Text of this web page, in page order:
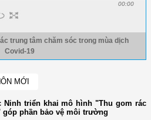
00:00
trung tâm chăm sóc trong mùa dịch
Covid-19
MỚI
Ninh triển khai mô hình "Thu gom rác
góp phần bảo vệ môi trường